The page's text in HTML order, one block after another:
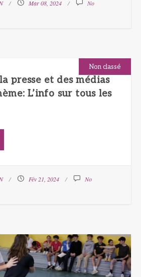
Mar 08, 2024
No
Non classé
presse et des médias
L’info sur tous les
Fév 21, 2024
No